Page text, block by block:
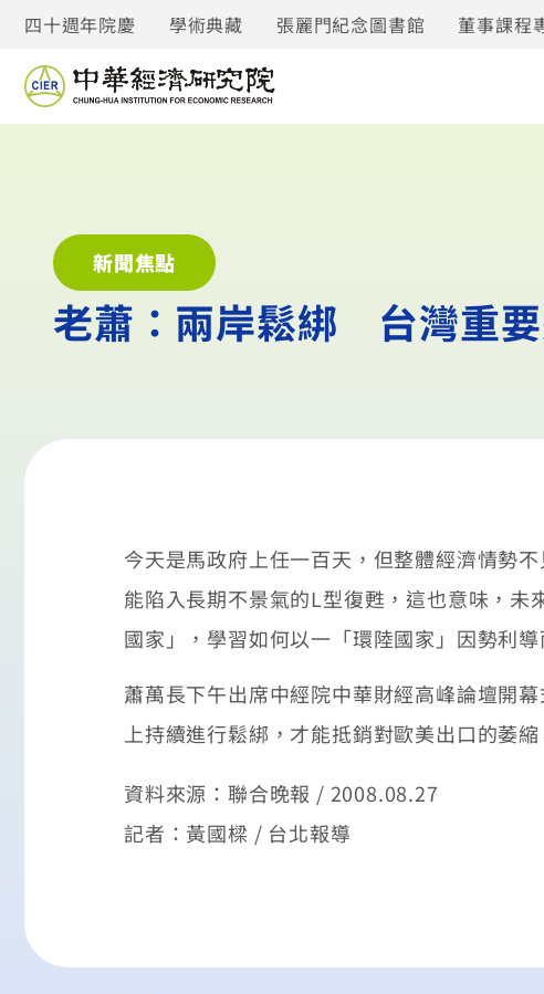
四十週年院慶 學術典藏 張麗門紀念圖書館 董事課程
新聞焦點
老蕭：兩岸鬆綁 台灣重
今天是馬政府上任一百天，但整體經濟情勢
能陷入長期不景氣的L型復甦，這也意味，
國家」，學習如何以一「環陸國家」因勢利
蕭萬長下午出席中經院中華財經高峰論壇開
上持續進行鬆綁，才能抵銷對歐美出口的萎
資料來源：聯合晚報 / 2008.08.27
記者：黃國樑 / 台北報導